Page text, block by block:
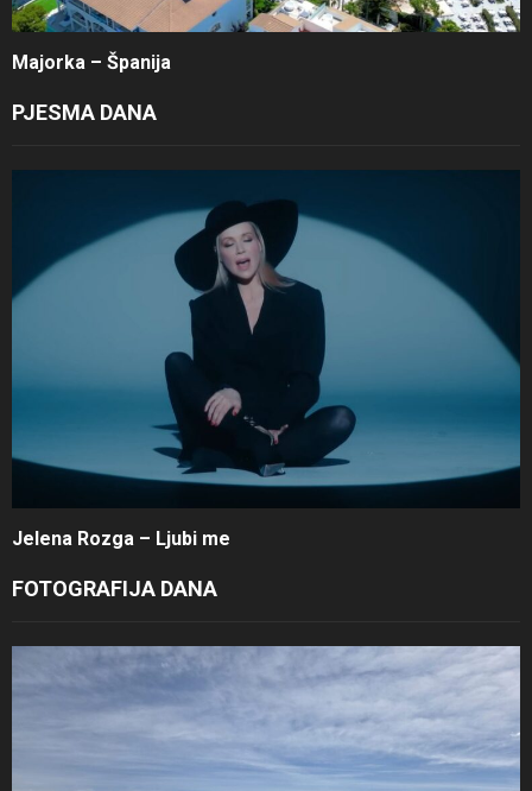
Majorka – Španija
PJESMA DANA
Jelena Rozga – Ljubi me
FOTOGRAFIJA DANA